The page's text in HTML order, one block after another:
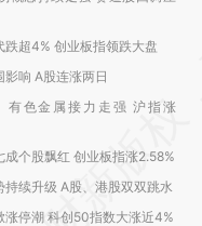
跌超4% 创业板指领跌大盘
响 A股连涨两日
有色金属接力走强 沪指涨
个股飘红 创业板指涨2.58%
持续升级 A股、港股双双跳水
涨停潮 科创50指数大涨近4%